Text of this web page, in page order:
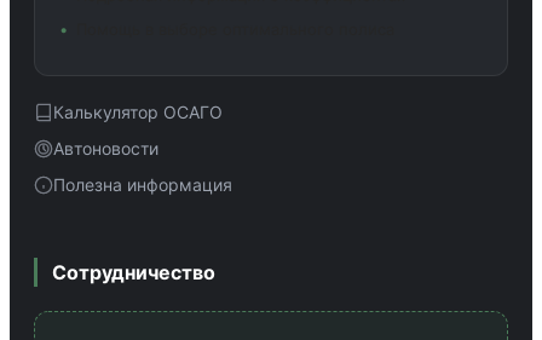
Калькулятор ОСАГО
Автоновости
Полезна информация
Сотрудничество